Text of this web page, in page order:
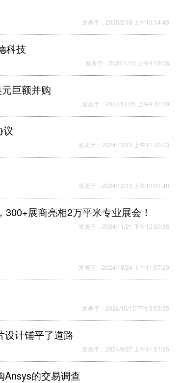
发表于：2025/2/18 上午10:14:43
科技
发表于：2025/1/10 上午9:19:08
巨额并购
发表于：2024/12/25 上午9:47:00
发表于：2024/12/13 上午11:30:03
发表于：2024/12/13 上午10:01:40
展商亮相2万平米专业展会！
发表于：2024/11/21 下午12:50:35
发表于：2024/10/24 上午11:07:20
发表于：2024/10/15 下午3:53:55
设计铺平了道路
发表于：2024/9/27 上午11:51:26
Ansys的交易调查